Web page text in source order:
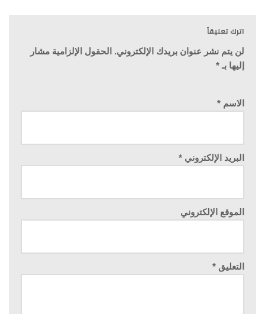
اترك تعليقاً
لن يتم نشر عنوان بريدك الإلكتروني. الحقول الإلزامية مشار
إليها بـ *
الاسم *
البريد الإلكتروني *
الموقع الإلكتروني
التعليق *